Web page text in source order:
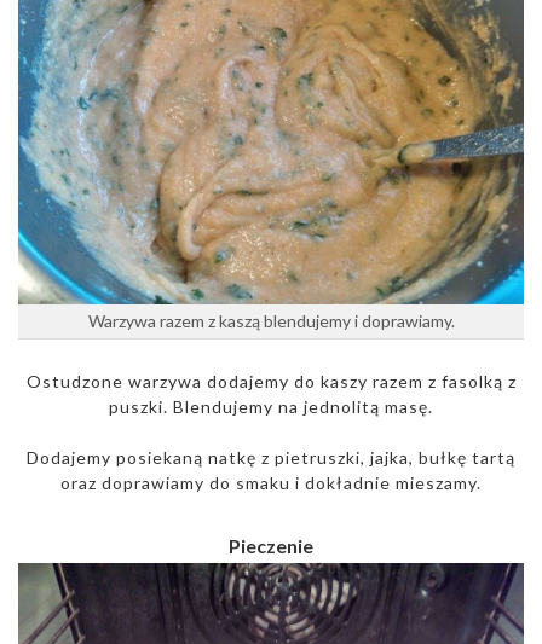
Warzywa razem z kaszą blendujemy i doprawiamy.
Ostudzone warzywa dodajemy do kaszy razem z fasolką z
puszki. Blendujemy na jednolitą masę.
Dodajemy posiekaną natkę z pietruszki, jajka, bułkę tartą
oraz doprawiamy do smaku i dokładnie mieszamy.
Pieczenie